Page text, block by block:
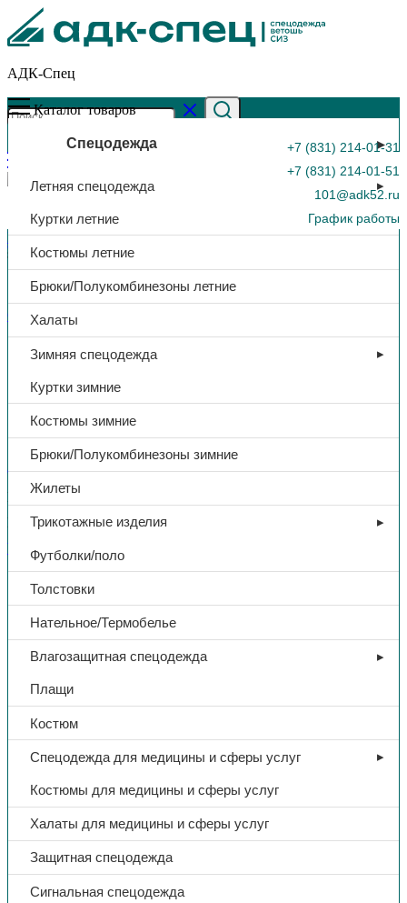
АДК-Спец
+7 (831) 214-01-31
+7 (831) 214-01-51
101@adk52.ru
График работы
0
Каталог товаров
Спецодежда
Летняя спецодежда
Куртки летние
Костюмы летние
Брюки/Полукомбинезоны летние
Халаты
Зимняя спецодежда
Куртки зимние
Костюмы зимние
Брюки/Полукомбинезоны зимние
Жилеты
Трикотажные изделия
Футболки/поло
Толстовки
Нательное/Термобелье
Влагозащитная спецодежда
Плащи
Костюм
Спецодежда для медицины и сферы услуг
Костюмы для медицины и сферы услуг
Халаты для медицины и сферы услуг
Защитная спецодежда
Сигнальная спецодежда
Главная страница»Каталог»Очки защитные «О35 ВИЗИОН
super (5 PC) «, открытые, темно-зеленый
СИЗ
Очки защитные «О35 ВИЗИОН
super (5 PC) «, открытые,
темно-зеленый
В избранное
Категории:СИЗ
Поделиться:
Поделиться в Telegram
Whatsapp
Поделиться в Ok
Тип Очки защитные
Материал линзы
Тип очков открытые